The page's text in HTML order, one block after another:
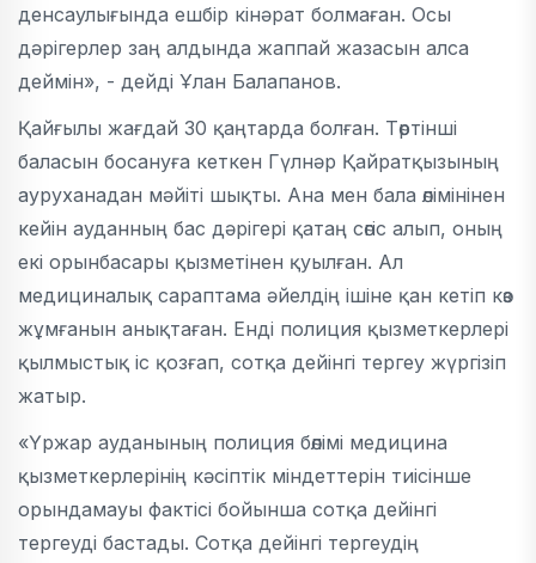
денсаулығында ешбір кінәрат болмаған. Осы
дәрігерлер заң алдында жаппай жазасын алса
деймін», - дейді Ұлан Балапанов.
Қайғылы жағдай 30 қаңтарда болған. Төртінші
баласын босануға кеткен Гүлнәр Қайратқызының
ауруханадан мәйіті шықты. Ана мен бала өлімінінен
кейін ауданның бас дәрігері қатаң сөгіс алып, оның
екі орынбасары қызметінен қуылған. Ал
медициналық сараптама әйелдің ішіне қан кетіп көз
жұмғанын анықтаған. Енді полиция қызметкерлері
қылмыстық іс қозғап, сотқа дейінгі тергеу жүргізіп
жатыр.
«Үржар ауданының полиция бөлімі медицина
қызметкерлерінің кәсіптік міндеттерін тиісінше
орындамауы фактісі бойынша сотқа дейінгі
тергеуді бастады. Сотқа дейінгі тергеудің